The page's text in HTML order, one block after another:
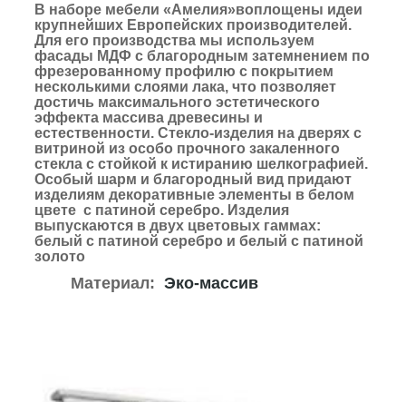
В наборе мебели «Амелия»воплощены идеи
крупнейших Европейских производителей.
Для его производства мы используем
фасады МДФ с благородным затемнением по
фрезерованному профилю с покрытием
несколькими слоями лака, что позволяет
достичь максимального эстетического
эффекта массива древесины и
естественности. Стекло-изделия на дверях с
витриной из особо прочного закаленного
стекла с стойкой к истиранию шелкографией.
Особый шарм и благородный вид придают
изделиям декоративные элементы в белом
цвете с патиной серебро. Изделия
выпускаются в двух цветовых гаммах:
белый с патиной серебро и белый с патиной
золото
Материал: Эко-массив